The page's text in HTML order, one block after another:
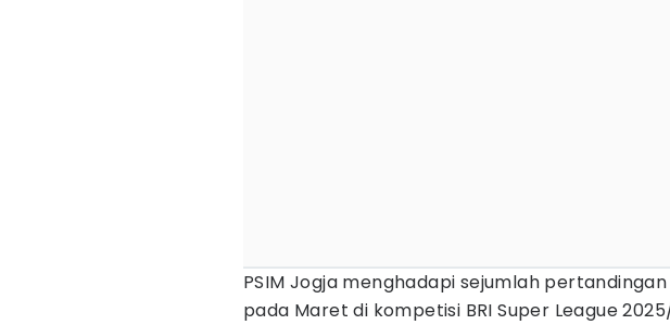
PSIM Jogja menghadapi sejumlah
pada Maret di kompetisi BRI Super League